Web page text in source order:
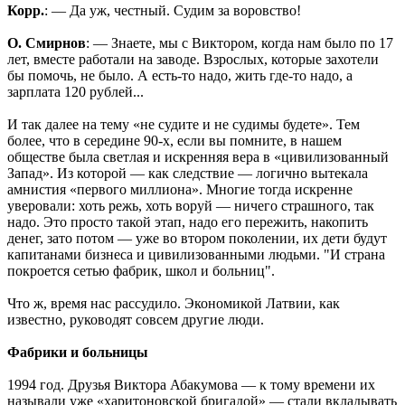
Корр.: — Да уж, честный. Судим за воровство!
О. Смирнов: — Знаете, мы с Виктором, когда нам было по 17
лет, вместе работали на заводе. Взрослых, которые захотели
бы помочь, не было. А есть-то надо, жить где-то надо, а
зарплата 120 рублей...
И так далее на тему «не судите и не судимы будете». Тем
более, что в середине 90-х, если вы помните, в нашем
обществе была светлая и искренняя вера в «цивилизованный
Запад». Из которой — как следствие — логично вытекала
амнистия «первого миллиона». Многие тогда искренне
уверовали: хоть режь, хоть воруй — ничего страшного, так
надо. Это просто такой этап, надо его пережить, накопить
денег, зато потом — уже во втором поколении, их дети будут
капитанами бизнеса и цивилизованными людьми. "И страна
покроется сетью фабрик, школ и больниц".
Что ж, время нас рассудило. Экономикой Латвии, как
известно, руководят совсем другие люди.
Фабрики и больницы
1994 год. Друзья Виктора Абакумова — к тому времени их
называли уже «харитоновской бригадой» — стали вкладывать